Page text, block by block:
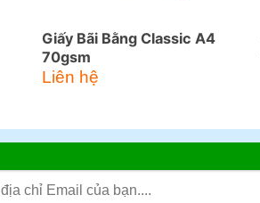
Giấy Bãi Bằng Classic A4
70gsm
Liên hệ